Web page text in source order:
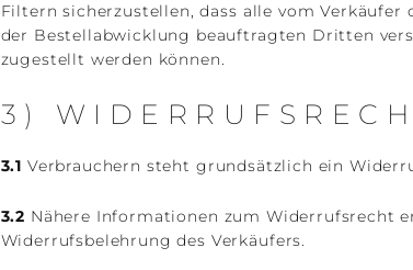
Filtern sicherzustellen, dass alle vom Verkäufer
der Bestellabwicklung beauftragten Dritten
zugestellt werden können.
3)
3.1 Verbrauchern steht grundsätzlich ein
3.2 Nähere Informationen zum Widerrufsrecht
Widerrufsbelehrung des Verkäufers.